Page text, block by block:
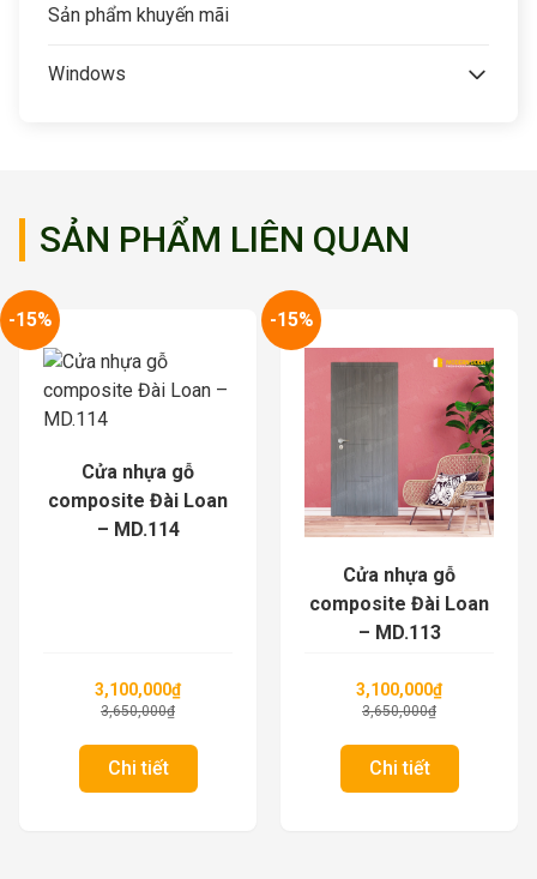
Sản phẩm khuyến mãi
Windows
SẢN PHẨM LIÊN QUAN
-15%
Cửa nhựa gỗ
composite Đài Loan
– MD.114
3,100,000₫
3,650,000₫
Chi tiết
-15%
Cửa nhựa gỗ
composite Đài Loan
– MD.113
3,100,000₫
3,650,000₫
Chi tiết